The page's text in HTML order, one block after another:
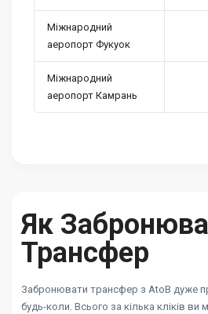
Міжнародний
аеропорт Фукуок
Міжнародний
аеропорт Камрань
Як
Трансфер
Забронювати трансфер з AtoB дуже
будь-коли. Всього за кілька кліків ви